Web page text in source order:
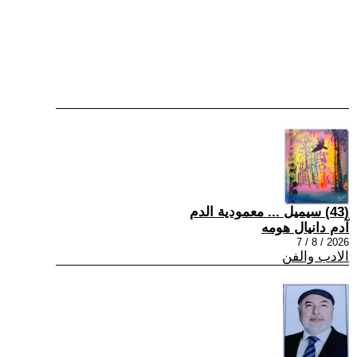
(43) سيميل ... معمودية الدم
آدم دانيال هومه
2026 / 8 / 7
الادب والفن